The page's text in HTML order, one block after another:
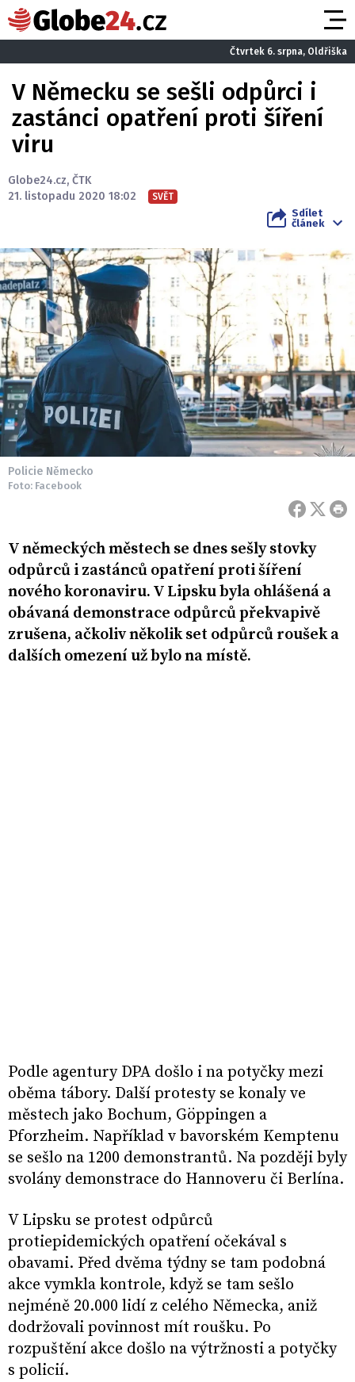
Čtvrtek 6. srpna, Oldřiška
V Německu se sešli odpůrci i
zastánci opatření proti šíření
viru
Globe24.cz, ČTK
21. listopadu 2020 18:02
SVĚT
Sdílet
článek
Policie Německo
Foto: Facebook
V německých městech se dnes sešly stovky
odpůrců i zastánců opatření proti šíření
nového koronaviru. V Lipsku byla ohlášená a
obávaná demonstrace odpůrců překvapivě
zrušena, ačkoliv několik set odpůrců roušek a
dalších omezení už bylo na místě.
Podle agentury DPA došlo i na potyčky mezi
oběma tábory. Další protesty se konaly ve
městech jako Bochum, Göppingen a
Pforzheim. Například v bavorském Kemptenu
se sešlo na 1200 demonstrantů. Na později byly
svolány demonstrace do Hannoveru či Berlína.
V Lipsku se protest odpůrců
protiepidemických opatření očekával s
obavami. Před dvěma týdny se tam podobná
akce vymkla kontrole, když se tam sešlo
nejméně 20.000 lidí z celého Německa, aniž
dodržovali povinnost mít roušku. Po
rozpuštění akce došlo na výtržnosti a potyčky
s policií.